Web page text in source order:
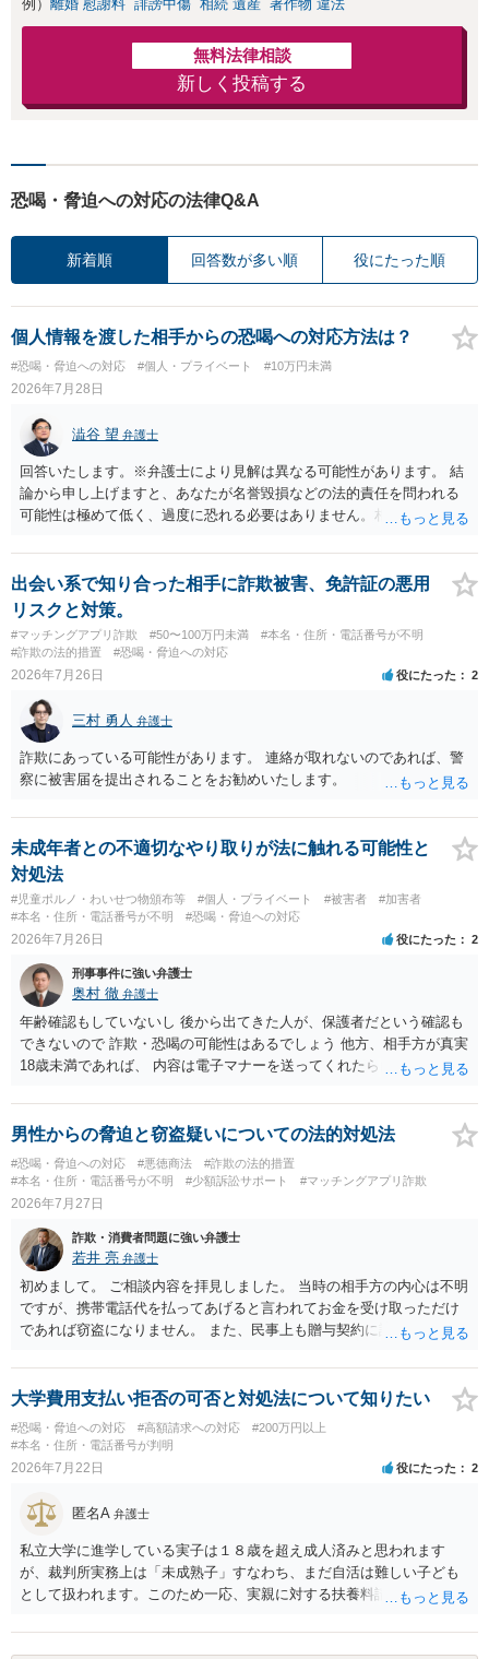
例） 離婚 慰謝料 誹謗中傷 相続 遺産 著作物 違法
無料法律相談
新しく投稿する
恐喝・脅迫への対応の法律Q&A
新着順 回答数が多い順 役にたった順
個人情報を渡した相手からの恐喝への対応方法は？
#恐喝・脅迫への対応 #個人・プライベート #10万円未満
2026年7月28日
澁谷 望 弁護士
回答いたします。※弁護士により見解は異なる可能性があります。 結
論から申し上げますと、あなたが名誉毀損などの法的責任を問われる
可能性は極めて低く、過度に恐れる必要はありません。相手の行為こ
は警察の介入を恐れて逃げた可能性が高いと考えられます。 今後の具
体的な対応は以下の通りです。 ・相手の要求は無視する（1対1のやり
取りで「詐欺か」と聞いただけで名誉毀損は成立しません） ・マイナ
ンバー総合フリーダイヤルへ連絡し、カードの一時停止と再発行手続
きを行う ・万が一に備え、会社には「個人情報を悪用されたトラブル
に巻き込まれた」と事前伝えておく すでに警察へ相談済みとのことで
加の報告を行ってください。
出会い系で知り合った相手に詐欺被害、免許証の悪用
リスクと対策。
#マッチングアプリ詐欺 #50〜100万円未満
#本名・住所・電話番号が不明
#詐欺の法的措置
#恐喝・脅迫への対応
2026年7月26日 役にたった 2
三村 勇人 弁護士
詐欺にあっている可能性があります。 連絡が取れないのであれば、警
察に被害届を提出されることをお勧めいたします。
未成年者との不適切なやり取りが法に触れる可能性と
対処法
#児童ポルノ・わいせつ物頒布等 #個人・プライベート #被害者
#加害者
#本名・住所・電話番号が不明
#恐喝・脅迫への対応
2026年7月26日 役にたった 2
刑事事件に強い弁護士
奥村 徹 弁護士
年齢確認もしていないし 後から出てきた人が、保護者だという確認も
できないので 詐欺・恐喝の可能性はあるでしょう 他方、相手方が真実
18歳未満であれば、 内容は電子マナーを送ってくれたら自慰行為など
画の尺は10分ほど、服を着たままで胸を触って欲しい、などの要望を
して、要求された金額(1000円程度)の電子マネーを送信してしまいま
した。 そこから、撮影するまで暇なので顔の雰囲気の写真を交換して
欲しい、住んでいる都道府県と区を教えてと言われたので教えたりと
言ったやり取りをしていました。 というやりとりは、青少年条例違反
能です。
男性からの脅迫と窃盗疑いについての法的対処法
#恐喝・脅迫への対応 #悪徳商法
#詐欺の法的措置
#本名・住所・電話番号が不明
#少額訴訟サポート #マッチングアプリ詐欺
2026年7月27日
詐欺・消費者問題に強い弁護士
若井 亮 弁護士
初めまして。 ご相談内容を拝見しました。 当時の相手方の内心は不明
ですが、携帯電話代を払ってあげると言われてお金を受け取っただけ
であれば窃盗になりません。 また、民事上も贈与契約に該当すると思
ず、可能であればブロックをするようにしてください。 ご不安であれ
ば、最寄りの警察署に相談をしても良いかもしれません。 以上、ご参
大学費用支払い拒否の可否と対処法について知りたい
#恐喝・脅迫への対応 #高額請求への対応
#200万円以上
#本名・住所・電話番号が判明
2026年7月22日 役にたった 2
匿名A 弁護士
私立大学に進学している実子は１８歳を超え成人済みと思われます
が、裁判所実務上は「未成熟子」すなわち、まだ自活は難しい子ども
として扱われます。このため一応、実親に対する扶養料請求として法
者宛に養育費を支払っており、当該養育費は実子の進学費用の趣旨も